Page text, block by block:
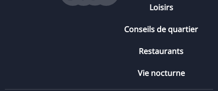
Loisirs
Conseils de quartier
Restaurants
Vie nocturne